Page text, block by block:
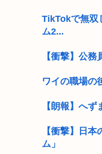
TikTokで無双
ム2...
【衝撃】公
ワイの職場の
【朗報】へ
【衝撃】日
ム」